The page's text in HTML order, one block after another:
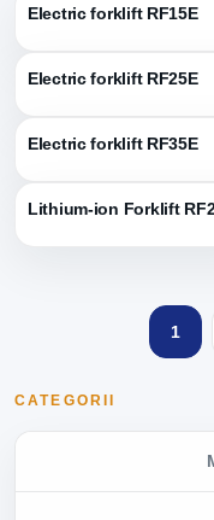
CATEGORII
Electric forklift RF15E
Electric forklift RF25E
Electric forklift RF35E
Lithium-ion Forklift
1